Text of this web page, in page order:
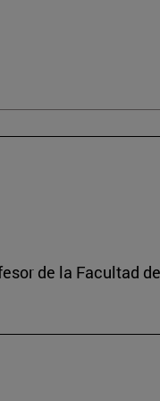
de la Facultad